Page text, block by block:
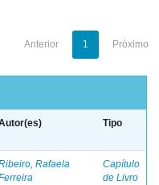
Anterior 1 Próximo
Tipo
Rafaela
Capítulo
de Livro